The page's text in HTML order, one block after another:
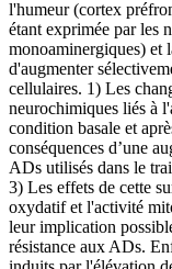
l'humeur (cortex
étant exprimée par les
monoaminergiques) et
d'augmenter
cellulaires. 1) Les
neurochimiques liés à
condition basale et
conséquences d’une
ADs utilisés dans le
3) Les effets de cette
oxydatif et l'activité
leur implication
résistance aux ADs.